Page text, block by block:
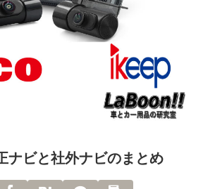
ナビと社外ナビのまとめ